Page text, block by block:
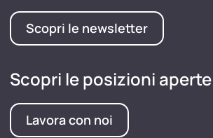
Scopri le newsletter
Scopri le posizioni aperte
Lavora con noi